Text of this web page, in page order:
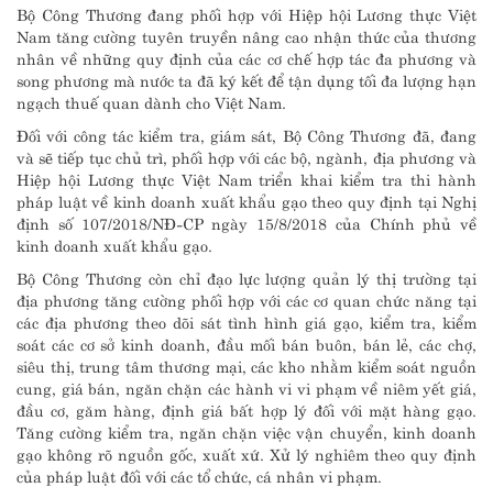
Bộ Công Thương đang phối hợp với Hiệp hội Lương thực Việt
Nam tăng cường tuyên truyền nâng cao nhận thức của thương
nhân về những quy định của các cơ chế hợp tác đa phương và
song phương mà nước ta đã ký kết để tận dụng tối đa lượng hạn
ngạch thuế quan dành cho Việt Nam.
Đối với công tác kiểm tra, giám sát, Bộ Công Thương đã, đang
và sẽ tiếp tục chủ trì, phối hợp với các bộ, ngành, địa phương và
Hiệp hội Lương thực Việt Nam triển khai kiểm tra thi hành
pháp luật về kinh doanh xuất khẩu gạo theo quy định tại Nghị
định số 107/2018/NĐ-CP ngày 15/8/2018 của Chính phủ về
kinh doanh xuất khẩu gạo.
Bộ Công Thương còn chỉ đạo lực lượng quản lý thị trường tại
địa phương tăng cường phối hợp với các cơ quan chức năng tại
các địa phương theo dõi sát tình hình giá gạo, kiểm tra, kiểm
soát các cơ sở kinh doanh, đầu mối bán buôn, bán lẻ, các chợ,
siêu thị, trung tâm thương mại, các kho nhằm kiểm soát nguồn
cung, giá bán, ngăn chặn các hành vi vi phạm về niêm yết giá,
đầu cơ, găm hàng, định giá bất hợp lý đối với mặt hàng gạo.
Tăng cường kiểm tra, ngăn chặn việc vận chuyển, kinh doanh
gạo không rõ nguồn gốc, xuất xứ. Xử lý nghiêm theo quy định
của pháp luật đối với các tổ chức, cá nhân vi phạm.